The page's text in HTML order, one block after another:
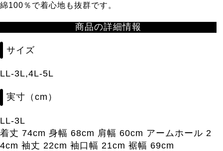
綿100％で着心地も抜群です。
商品の詳細情報
サイズ
LL-3L,4L-5L
実寸（cm）
LL-3L
着丈 74cm 身幅 68cm 肩幅 60cm アームホール 2
4cm 袖丈 22cm 袖口幅 21cm 裾幅 69cm